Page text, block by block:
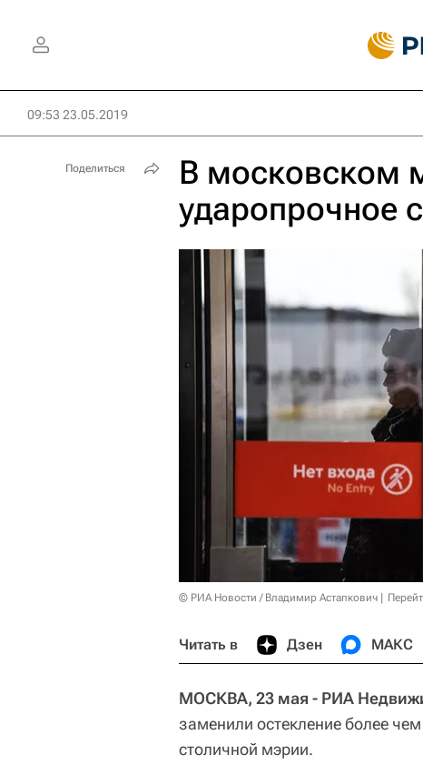
09:53 23.05.2019
В московском
ударопрочное
© РИА Новости / Владимир Астапкович
Читать в Дзен МАКС
МОСКВА, 23 мая - РИА
заменили остекление более
столичной мэрии.
Поделиться